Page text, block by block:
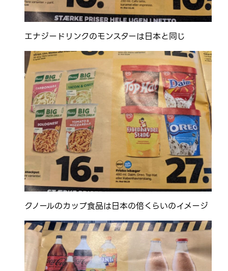
エナジードリンクのモンスターは日本と同じ
クノールのカップ食品は日本の倍くらいのイメージ